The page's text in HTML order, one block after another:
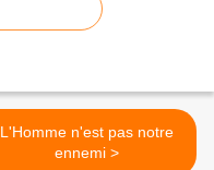
L'Homme n'est pas notre
ennemi >